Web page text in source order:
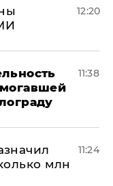
12:20
11:38
млн
11:24